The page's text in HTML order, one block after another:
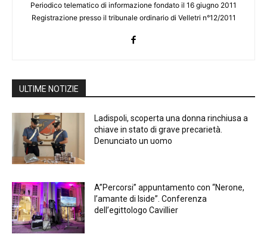
Periodico telematico di informazione fondato il 16 giugno 2011
Registrazione presso il tribunale ordinario di Velletri n°12/2011
ULTIME NOTIZIE
Ladispoli, scoperta una donna rinchiusa a
chiave in stato di grave precarietà.
Denunciato un uomo
A”Percorsi” appuntamento con “Nerone,
l’amante di Iside”. Conferenza
dell’egittologo Cavillier